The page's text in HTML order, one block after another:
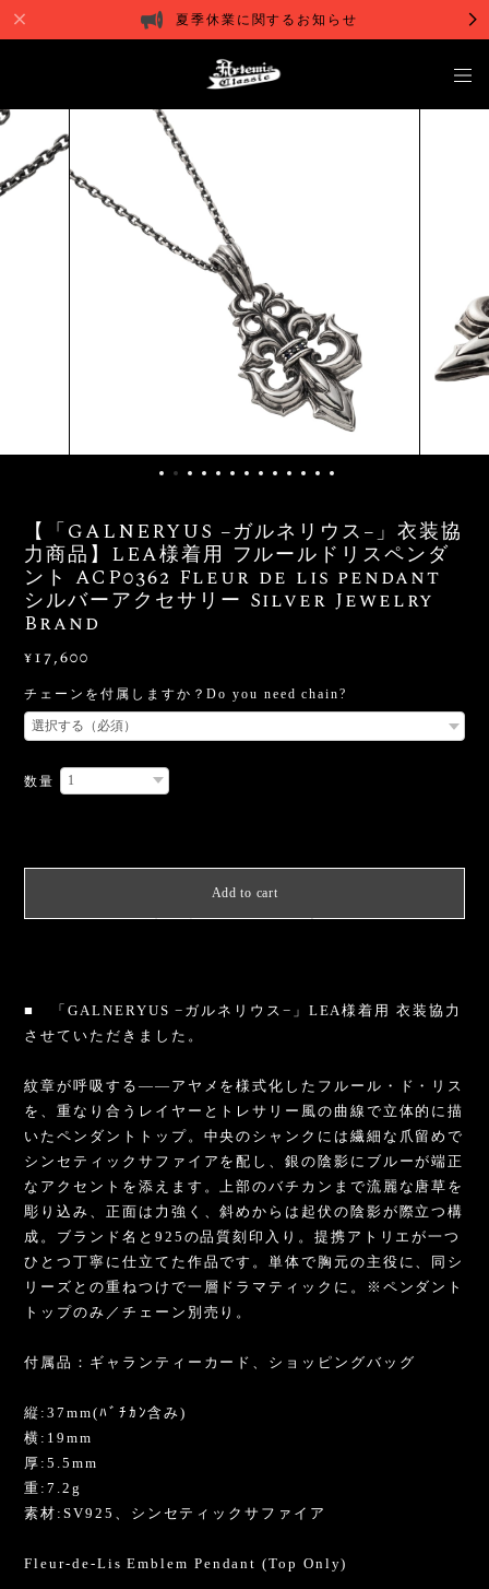
夏季休業に関するお知らせ
【「GALNERYUS −ガルネリウス−」衣装協
力商品】LEA様着用 フルールドリスペンダ
ント ACP0362 Fleur de lis pendant
シルバーアクセサリー Silver Jewelry
Brand
¥17,600
チェーンを付属しますか？Do you need chain?
数量
Add to cart
■ 「GALNERYUS −ガルネリウス−」LEA様着用 衣装協力
させていただきました。
紋章が呼吸する――アヤメを様式化したフルール・ド・リス
を、重なり合うレイヤーとトレサリー風の曲線で立体的に描
いたペンダントトップ。中央のシャンクには繊細な爪留めで
シンセティックサファイアを配し、銀の陰影にブルーが端正
なアクセントを添えます。上部のバチカンまで流麗な唐草を
彫り込み、正面は力強く、斜めからは起伏の陰影が際立つ構
成。ブランド名と925の品質刻印入り。提携アトリエが一つ
ひとつ丁寧に仕立てた作品です。単体で胸元の主役に、同シ
リーズとの重ねつけで一層ドラマティックに。※ペンダント
トップのみ／チェーン別売り。
付属品：ギャランティーカード、ショッピングバッグ
縦:37mm(ﾊﾞﾁｶﾝ含み)
横:19mm
厚:5.5mm
重:7.2g
素材:SV925、シンセティックサファイア
Fleur-de-Lis Emblem Pendant (Top Only)